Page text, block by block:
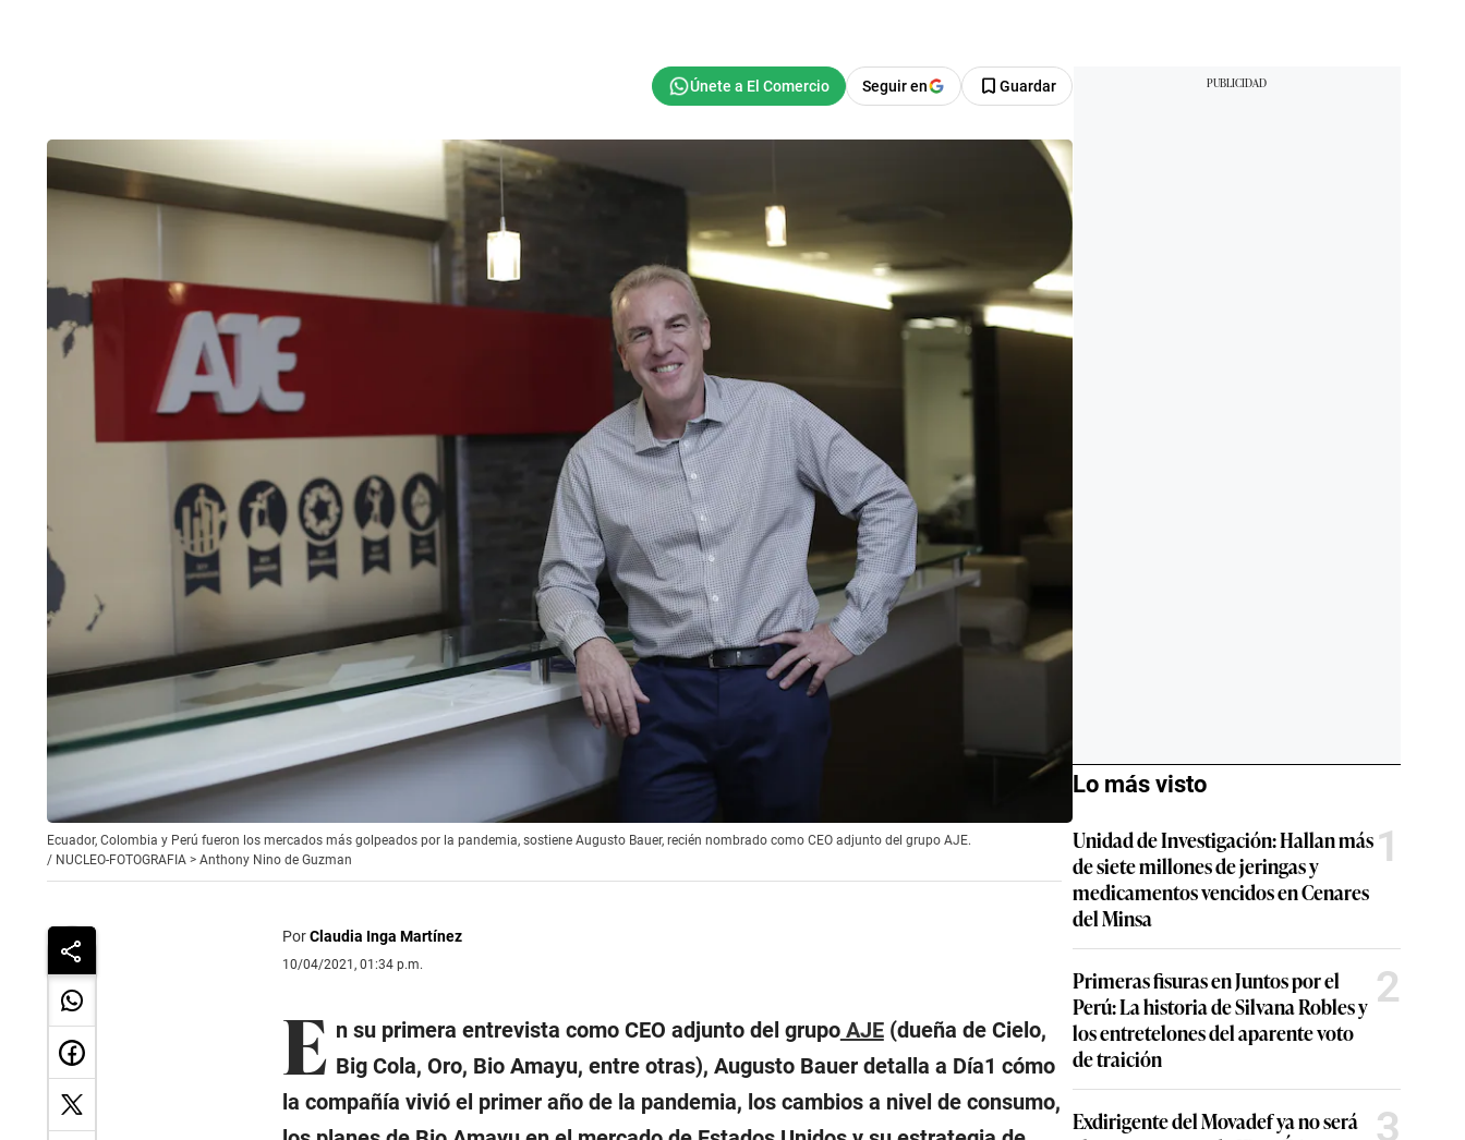
Seguir en Guardar
Ecuador, Colombia y Perú fueron los mercados más golpeados por la pandemia, sostiene Augusto Bauer, recién nombrado como CEO adjunto del grupo AJE.
/ NUCLEO-FOTOGRAFIA > Anthony Nino de Guzman
PorClaudia Inga Martínez
10/04/2021, 01:34 p.m.
E n su primera entrevista como CEO adjunto del grupoAJE(dueña de Cielo,
Big Cola, Oro, Bio Amayu, entre otras), Augusto Bauer detalla a Día1 cómo
la compañía vivió el primer año de la pandemia, los cambios a nivel de consumo,
Lo más visto
Unidad de Investigación: Hallan más
de siete millones de jeringas y
medicamentos vencidos en Cenares
del Minsa
1
Primeras fisuras en Juntos por el
Perú: La historia de Silvana Robles y
los entretelones del aparente voto
de traición
2
Exdirigente del Movadef ya no será
3